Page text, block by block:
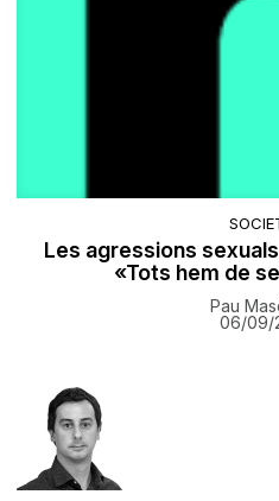
Les agressions
«Tots hem de
Pau
06/09/